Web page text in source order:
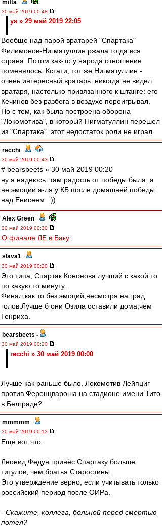
mifta -
30 май 2019 00:48
ys » 29 май 2019 22:05
Вообще над парой вратарей "Спартака"
Филимонов-Нигматуллин ржала тогда вся
страна. Потом как-то у народа отношение
поменялось. Кстати, тот же Нигматуллин -
очень интересный вратарь: никогда не видел
вратаря, настолько привязанного к штанге: его
Кечинов без разбега в воздухе переигрывал.
Но с тем, как была построена оборона
"Локомотива", в который Нигматуллин перешел
из "Спартака", этот недостаток роли не играл.
recchi -
30 май 2019 00:43
# bearsbeets » 30 май 2019 00:20
ну я надеюсь, там радость от победы была, а
не эмоции а-ля у КБ после домашней победы
над Енисеем. :))
Alex Green -
30 май 2019 00:30
О финале ЛЕ в Баку
slava1 -
30 май 2019 00:20
Это типа, Спартак Кононова лучший с какой то
по какую то минуту.
Финал как то без эмоций,несмотря на град
голов.Лучше б они Озила оставили дома,чем
Генриха.
bearsbeets -
30 май 2019 00:20
recchi » 30 май 2019 00:00
Лучше как раньше было, Локомотив Лейпциг
против Ференцвароша на стадионе имени Тито
в Белграде?
mmmmm -
30 май 2019 00:13
Ещё вот что.
Леонид Федун принёс Спартаку больше
титулов, чем братья Старостины.
Это утверждение верно, если учитывать только
российский период после ОИРа.
- Скажите, коллега, больной перед смертью
потел?